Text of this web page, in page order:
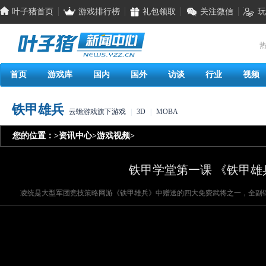
叶子猪首页 游戏排行榜 礼包领取 关注微信
首页 游戏库 国内 国外 访谈 行业 视频
铁甲雄兵 云蟾游戏旗下游戏 3D MOBA
您的位置： >资讯中心>游戏视频>
铁甲学堂第一课 《铁甲
凌统是大型军团竞技策略网游《铁甲雄兵》中赠送的四大免费武将之一，全